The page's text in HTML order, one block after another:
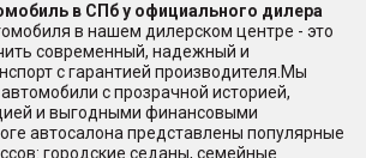
в СПб у официального дилера
в нашем дилерском центре - это
современный, надежный и
с гарантией производителя.Мы
с прозрачной историей,
и выгодными финансовыми
автосалона представлены популярные
городские седаны, семейные